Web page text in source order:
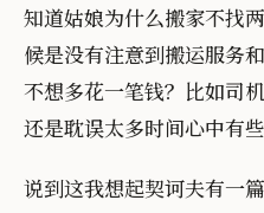
知道姑娘为什么搬家不找
候是没有注意到搬运服务
不想多花一笔钱？比如司
还是耽误太多时间心中有
说到这我想起契诃夫有一